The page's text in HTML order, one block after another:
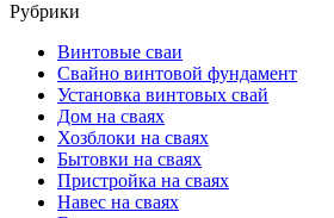
Рубрики
Винтовые сваи
Свайно винтовой фундамент
Установка винтовых свай
Дом на сваях
Хозблоки на сваях
Бытовки на сваях
Пристройка на сваях
Навес на сваях